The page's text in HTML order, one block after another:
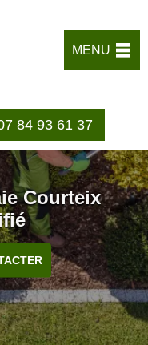
MENU
84 93 61 37
Courteix